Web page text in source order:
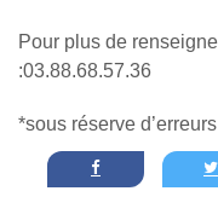
Pour plus de
:03.88.68.57.36
*sous réserve